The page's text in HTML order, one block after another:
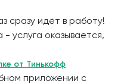
сразу идёт в работу!
услуга оказывается,
от Тинькофф
приложении с